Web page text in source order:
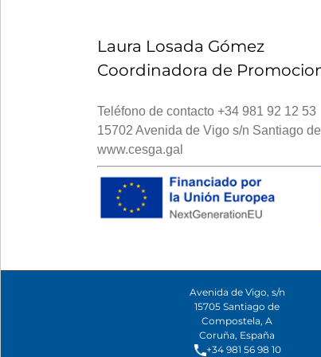
Laura Losada Gómez
Coordinadora de
Teléfono de contacto +34 981 92 12 53
15702 Avenida de Vigo s/n Santiago
www.cesga.gal
Avenida de Vigo, s/n
15705 Santiago de
Compostela, A
Coruña, España
+34 981 56 98 10